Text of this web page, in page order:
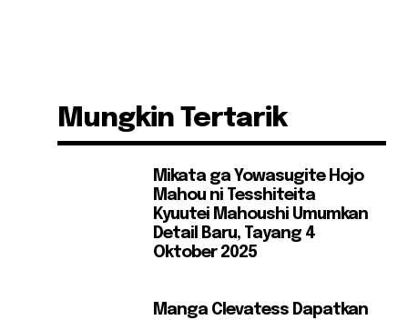
Mungkin Tertarik
Mikata ga Yowasugite Hojo
Mahou ni Tesshiteita
Kyuutei Mahoushi Umumkan
Detail Baru, Tayang 4
Oktober 2025
Manga Clevatess Dapatkan